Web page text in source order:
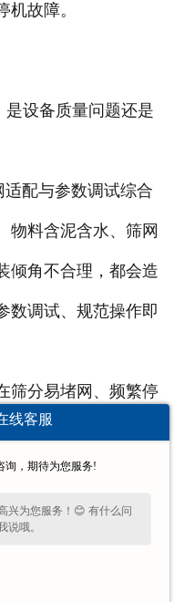
故障。
设备质量问题还是
配与参数调试综合
物料含泥含水、筛网
倾角不合理，都会造
数调试、规范操作即
分易堵网、频繁停
清楚如何选型优
料干湿情况、含泥
化方案与技术指
线客服
询，期待为您服务!
兴为您服务！😊 有什么问
说哦。